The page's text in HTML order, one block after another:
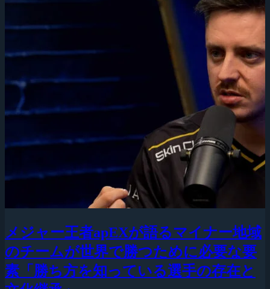
メジャー王者apEXが語るマイナー地域
のチームが世界で勝つために必要な要
素「勝ち方を知っている選手の存在と